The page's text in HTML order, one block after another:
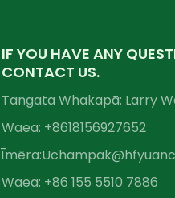
IF YOU HAVE ANY
CONTACT US.
Tangata Whakapā: Larry
Waea: +8618156927652
Īmēra:
Waea: +86 155 5510 7886